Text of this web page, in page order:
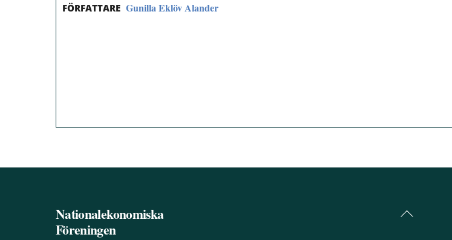
FÖRFATTARE Gunilla Eklöv Alander
Back
Nationalekonomiska
Föreningen